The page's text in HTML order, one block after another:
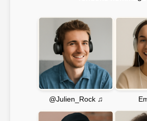
@Julien_Rock ♫